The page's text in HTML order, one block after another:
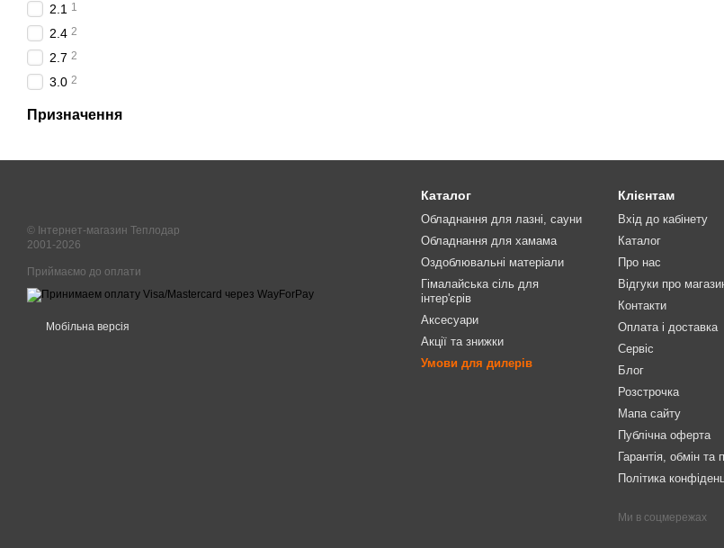
2.1 1
2.4 2
2.7 2
3.0 2
Призначення
© Інтернет-магазин Теплодар
2001-2026
Приймаємо до оплати
Мобільна версія
Каталог
Обладнання для лазні, сауни
Обладнання для хамама
Оздоблювальні матеріали
Гімалайська сіль для
інтер'єрів
Аксесуари
Акції та знижки
Умови для дилерів
Клієнтам
Вхід до кабінету
Каталог
Про нас
Відгуки про
Контакти
Оплата і доставка
Сервіс
Блог
Розстрочка
Мапа сайту
Публічна оферта
Гарантія, обмін та
Політика
Ми в соцмережах